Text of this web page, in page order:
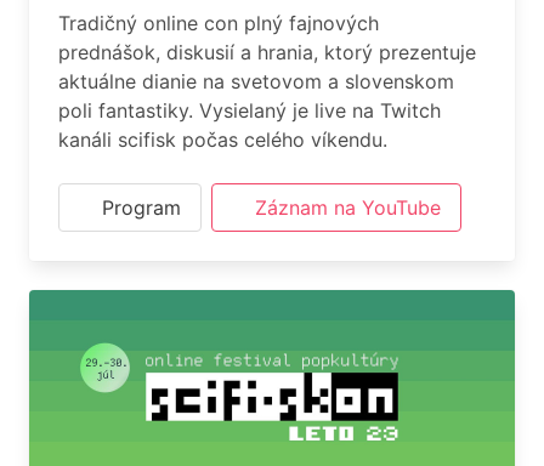
Tradičný online con plný fajnových
prednášok, diskusií a hrania, ktorý prezentuje
aktuálne dianie na svetovom a slovenskom
poli fantastiky. Vysielaný je live na Twitch
kanáli scifisk počas celého víkendu.
Program Záznam na YouTube